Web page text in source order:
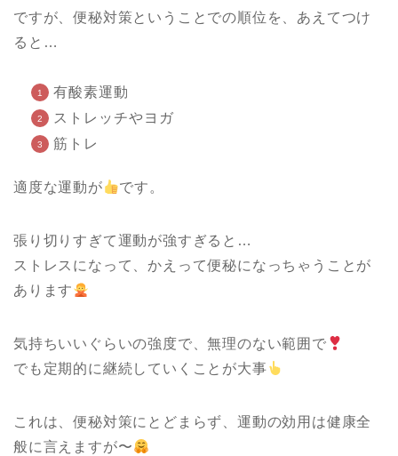
ですが、便秘対策ということでの順位を、あえてつけ
ると…
有酸素運動
ストレッチやヨガ
筋トレ
適度な運動が です。
張り切りすぎて運動が強すぎると…
ストレスになって、かえって便秘になっちゃうことが
あります
気持ちいいぐらいの強度で、無理のない範囲で
でも定期的に継続していくことが大事
これは、便秘対策にとどまらず、運動の効用は健康全
般に言えますが〜